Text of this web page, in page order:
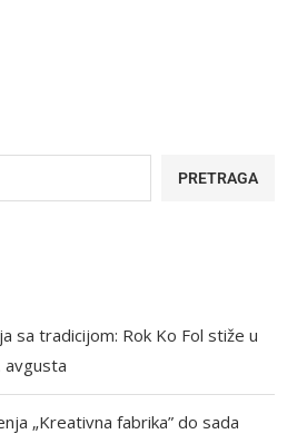
PRETRAGA
sa tradicijom: Rok Ko Fol stiže u
avgusta
„Kreativna fabrika” do sada